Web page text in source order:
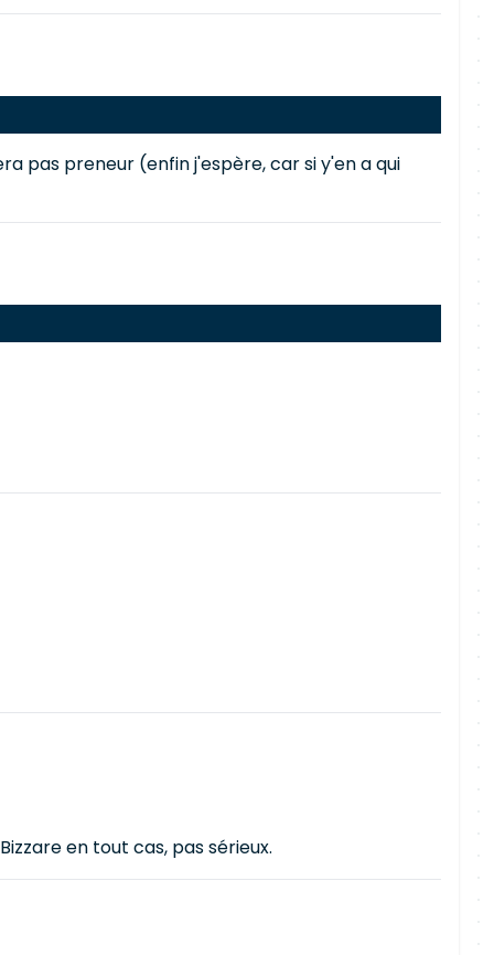
pas preneur (enfin j'espère, car si y'en a qui
en tout cas, pas sérieux.